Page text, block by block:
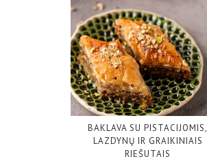
BAKLAVA SU PISTACIJOMIS,
LAZDYNŲ IR GRAIKINIAIS
RIEŠUTAIS